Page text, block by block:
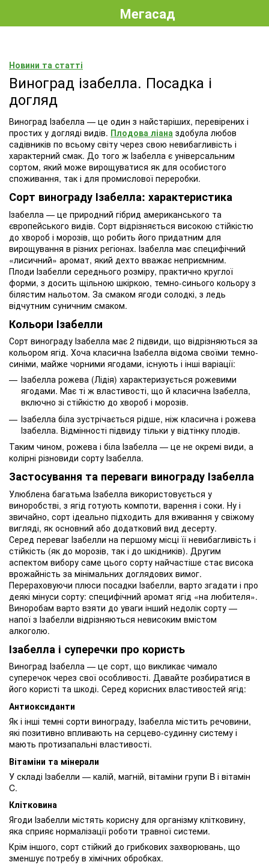
Мегасад
Новини та статті
Виноград ізабелла. Посадка і
догляд
Виноград Ізабелла — це один з найстаріших, перевірених і
простих у догляді видів. Плодова ліана здобула любов
садівників по всьому світу через свою невибагливість і
характерний смак. До того ж Ізабелла є універсальним
сортом, який може вирощуватися як для особистого
споживання, так і для промислової переробки.
Сорт винограду Ізабелла: характеристика
Ізабелла — це природний гібрид американського та
європейського видів. Сорт відрізняється високою стійкістю
до хвороб і морозів, що робить його придатним для
вирощування в різних регіонах. Ізабелла має специфічний
«лисичний» аромат, який дехто вважає неприємним.
Плоди Ізабелли середнього розміру, практично круглої
форми, з досить щільною шкіркою, темно-синього кольору з
білястим нальотом. За смаком ягоди солодкі, з ледь
відчутним суничним смаком.
Кольори Ізабелли
Сорт винограду Ізабелла має 2 підвиди, що відрізняються за
кольором ягід. Хоча класична Ізабелла відома своїми темно-
синіми, майже чорними ягодами, існують і інші варіації:
Ізабелла рожева (Лідія) характеризується рожевими
ягодами. Має ті ж властивості, що й класична Ізабелла,
включно зі стійкістю до хвороб і морозів.
Ізабелла біла зустрічається рідше, ніж класична і рожева
Ізабелла. Відмінності підвиду тільки у відтінку плодів.
Таким чином, рожева і біла Ізабелла — це не окремі види, а
колірні різновиди сорту Ізабелла.
Застосування та переваги винограду Ізабелла
Улюблена багатьма Ізабелла використовується у
виноробстві, з ягід готують компоти, варення і соки. Ну і
звичайно, сорт ідеально підходить для вживання у свіжому
вигляді, як основний або додатковий вид десерту.
Серед переваг Ізабелли на першому місці її невибагливість і
стійкість (як до морозів, так і до шкідників). Другим
аспектом вибору саме цього сорту найчастіше стає висока
врожайність за мінімальних доглядових вимог.
Перераховуючи плюси посадки Ізабелли, варто згадати і про
деякі мінуси сорту: специфічний аромат ягід «на любителя».
Виноробам варто взяти до уваги інший недолік сорту —
напої з Ізабелли відрізняються невисоким вмістом
алкоголю.
Ізабелла і суперечки про користь
Виноград Ізабелла — це сорт, що викликає чимало
суперечок через свої особливості. Давайте розбиратися в
його користі та шкоді. Серед корисних властивостей ягід:
Антиоксиданти
Як і інші темні сорти винограду, Ізабелла містить речовини,
які позитивно впливають на серцево-судинну систему і
мають протизапальні властивості.
Вітаміни та мінерали
У складі Ізабелли — калій, магній, вітаміни групи B і вітамін
C.
Клітковина
Ягоди Ізабелли містять корисну для організму клітковину,
яка сприяє нормалізації роботи травної системи.
Крім іншого, сорт стійкий до грибкових захворювань, що
зменшує потребу в хімічних обробках.